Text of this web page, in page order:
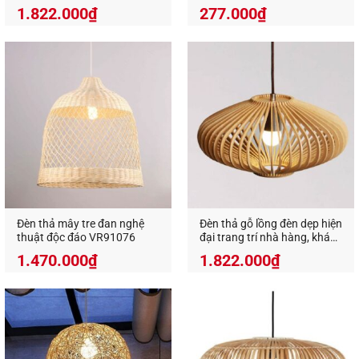
Đèn gổ thả trần decor trang trí
mang đến cảm giác
thân thuộc, gần gũi, là một điểm nhấn độc đáo khó
quên cho bất kỳ không gian sử dụng nó.
Xem thêm các sản phẩm đèn gỗ trang trí tại đây
decor?
Việc tuân thủ những lưu ý dưới đây sẽ giúp cho
chiếcđèn gỗ decortrở nên đẹp hơn, tuổi thọ lâu
hơn và giữ được màu sắc nguyên bản của chúng:
Treo trực tiếp dưới ánh nắng chói chang cũng
1.822.000₫ 277.000₫
Đèn thả mây tre đan nghệ
thuật độc đáo VR91076
1.470.000₫
Đèn thả gỗ lồng đèn dẹp hiện
đại trang trí nhà hàng, khách
1.822.000₫